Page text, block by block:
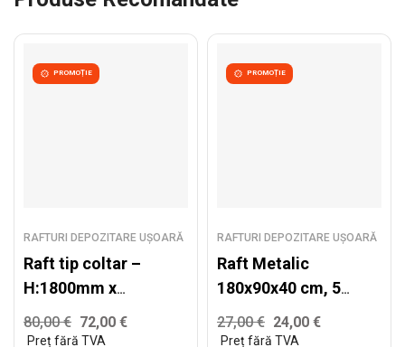
PROMOȚIE
RAFTURI DEPOZITARE UȘOARĂ
Raft tip coltar –
H:1800mm x
L1:900mm x
L2:900mm x
80,00€ 72,00 €
PROMOȚIE
RAFTURI DEPOZITARE UȘOARĂ
Raft Metalic
180x90x40 cm, 5
polițe (gri)
27,00€ 24,00 €